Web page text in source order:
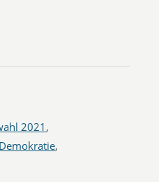
2021 ,
Demokratie,